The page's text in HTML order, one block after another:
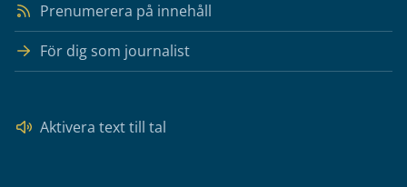
Prenumerera på innehåll
För dig som journalist
Aktivera text till tal